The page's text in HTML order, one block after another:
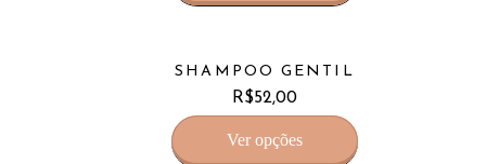
SHAMPOO GENTIL
R$52,00
Ver opções